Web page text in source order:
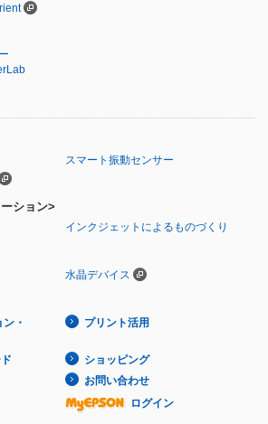
スマート振動センサー
ション>
インクジェットによるものづくり
水晶デバイス
・
プリント活用
ショッピング
お問い合わせ
ログイン